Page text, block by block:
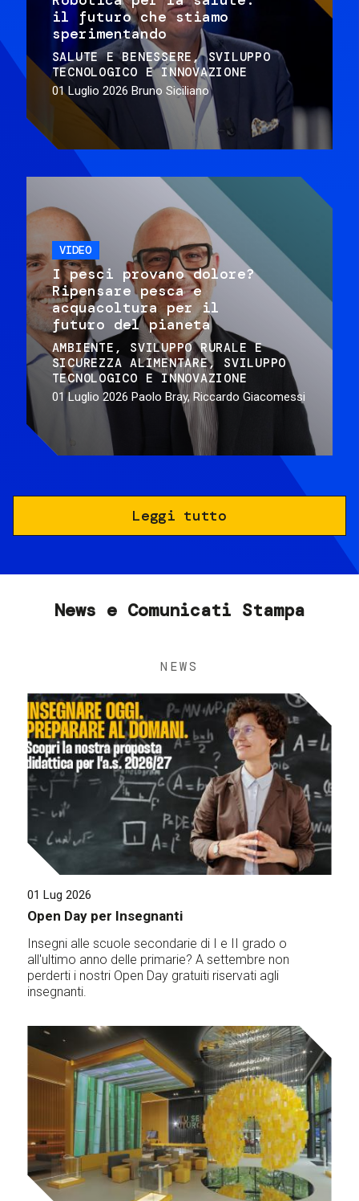
il futuro che stiamo
sperimentando
SALUTE E BENESSERE
SVILUPPO
TECNOLOGICO E INNOVAZIONE
01 Luglio 2026 Bruno Siciliano
VIDEO
I pesci provano dolore?
Ripensare pesca e
acquacoltura per il
futuro del pianeta
AMBIENTE
SVILUPPO RURALE E
SICUREZZA ALIMENTARE
SVILUPPO
TECNOLOGICO E INNOVAZIONE
01 Luglio 2026 Paolo Bray, Riccardo Giacomessi
Leggi tutto
News e Comunicati Stampa
NEWS
01 Lug 2026
Open Day per Insegnanti
Insegni alle scuole secondarie di I e II grado o
all'ultimo anno delle primarie? A settembre non
perderti i nostri Open Day gratuiti riservati agli
insegnanti.